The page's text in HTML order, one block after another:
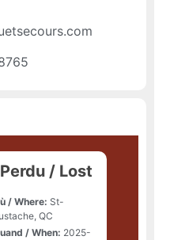
Perdu / Lost
/ Where: St-
QC
/ When: 2025-